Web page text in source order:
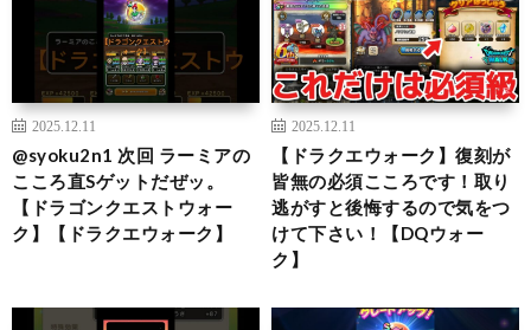
2025.12.11
@syoku2n1 次回 ラーミアの
こころ直Sゲットだぜッ。
【ドラゴンクエストウォー
ク】【ドラクエウォーク】
2025.12.11
【ドラクエウォーク】復刻が
皆無の必須こころです！取り
逃がすと後悔するので気をつ
けて下さい！【DQウォー
ク】